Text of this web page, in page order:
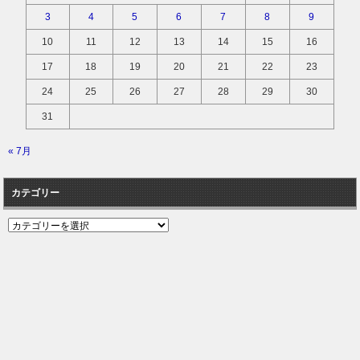
3 4 5 6 7 8 9
10 11 12 13 14 15 16
17 18 19 20 21 22 23
24 25 26 27 28 29 30
31
« 7月
カテゴリー
カ